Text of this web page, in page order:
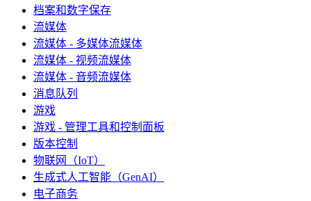
档案和数字保存
流媒体
流媒体 - 多媒体流媒体
流媒体 - 视频流媒体
流媒体 - 音频流媒体
消息队列
游戏
游戏 - 管理工具和控制面板
版本控制
物联网（IoT）
生成式人工智能（GenAI）
电子商务